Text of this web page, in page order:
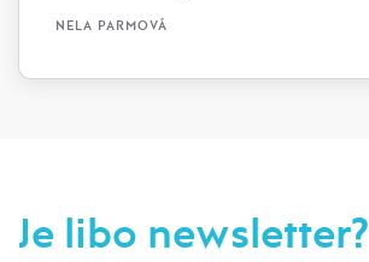
NELA PARMOVÁ
Je libo newsletter?